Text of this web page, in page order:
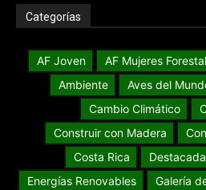
Categorías
AF Joven AF Mujeres
Ambiente
Aves del
Cambio Climático
Construir con Madera
Costa Rica
Energías Renovables
Galería